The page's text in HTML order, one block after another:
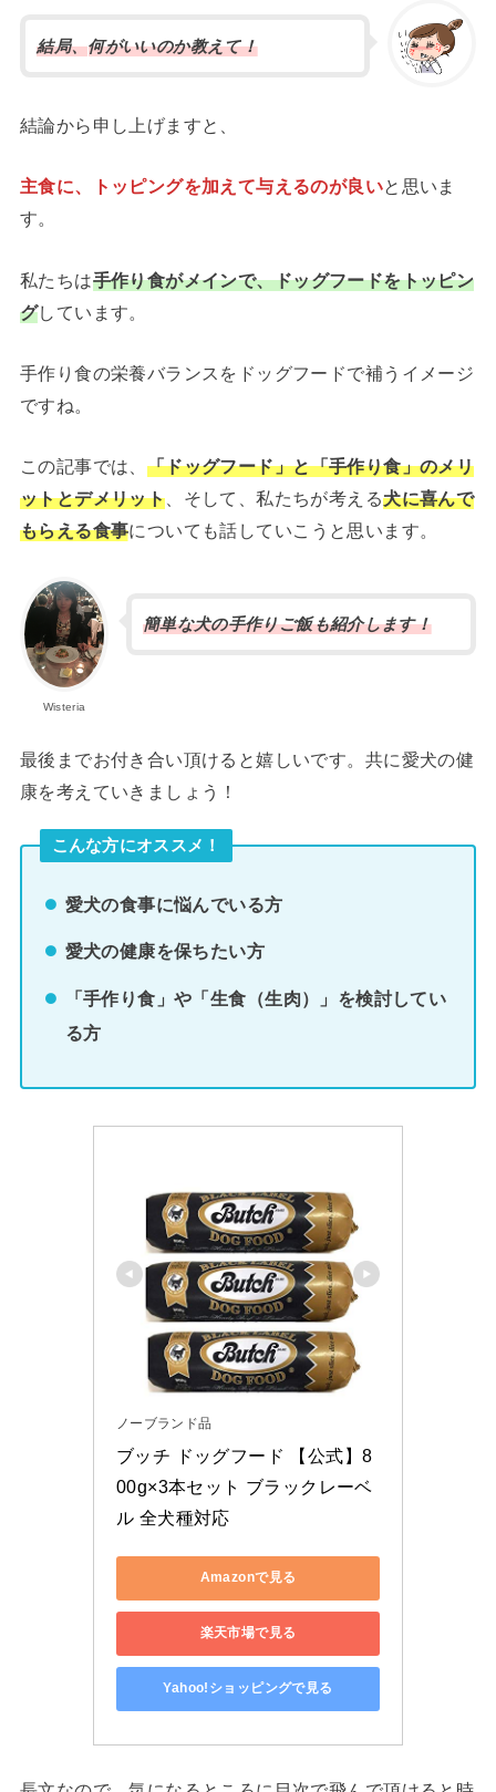
結局、何がいいのか教えて！
結論から申し上げますと、
主食に、トッピングを加えて与えるのが良いと思いま
す。
私たちは手作り食がメインで、ドッグフードをトッピン
グしています。
手作り食の栄養バランスをドッグフードで補うイメージ
ですね。
この記事では、 「ドッグフード」と「手作り食」のメリ
ットとデメリット 、そして、私たちが考える犬に喜んで
もらえる食事についても話していこうと思います。
Wisteria
簡単な犬の手作りご飯も紹介します！
最後までお付き合い頂けると嬉しいです。共に愛犬の健
康を考えていきましょう！
こんな方にオススメ！
愛犬の食事に悩んでいる方
愛犬の健康を保ちたい方
「手作り食」や「生食（生肉）」を検討してい
る方
ノーブランド品
ブッチ ドッグフード 【公式】8
00g×3本セット ブラックレーベ
ル 全犬種対応
Amazonで見る
楽天市場で見る
Yahoo!ショッピングで見る